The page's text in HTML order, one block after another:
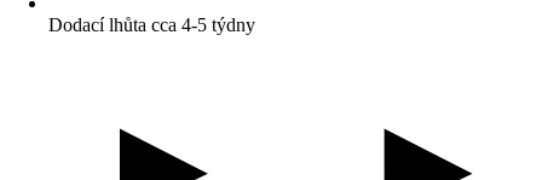
Dodací lhůta cca 4-5 týdny